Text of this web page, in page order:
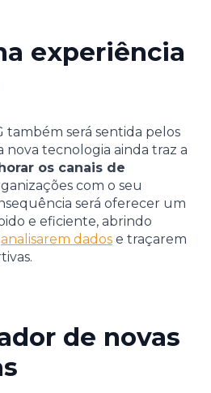
experiência
também será sentida pelos
nova tecnologia ainda traz a
os canais de
com o seu
será oferecer um
e eficiente, abrindo
analisarem dados e traçarem
de novas